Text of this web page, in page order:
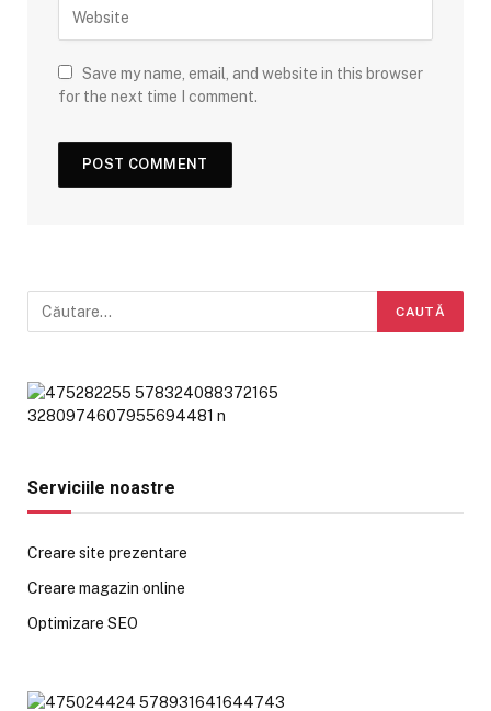
Save my name, email, and website in this browser
for the next time I comment.
Serviciile noastre
Creare site prezentare
Creare magazin online
Optimizare SEO